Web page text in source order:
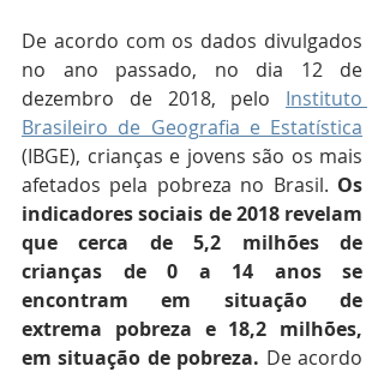
De acordo com os dados divulgados
no ano passado, no dia 12 de
dezembro de 2018, pelo Instituto
Brasileiro de Geografia e Estatística
(IBGE), crianças e jovens são os mais
afetados pela pobreza no Brasil. Os
indicadores sociais de 2018 revelam
que cerca de 5,2 milhões de
crianças de 0 a 14 anos se
encontram em situação de
extrema pobreza e 18,2 milhões,
em situação de pobreza. De acordo